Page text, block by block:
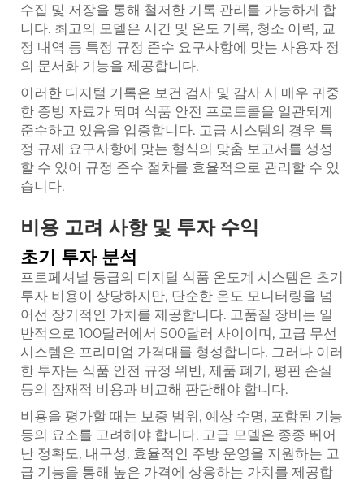
수집 및 저장을 통해 철저한 기록 관리를 가능하게 합
니다. 최고의 모델은 시간 및 온도 기록, 청소 이력, 교
정 내역 등 특정 규정 준수 요구사항에 맞는 사용자 정
의 문서화 기능을 제공합니다.
이러한 디지털 기록은 보건 검사 및 감사 시 매우 귀중
한 증빙 자료가 되며 식품 안전 프로토콜을 일관되게
준수하고 있음을 입증합니다. 고급 시스템의 경우 특
정 규제 요구사항에 맞는 형식의 맞춤 보고서를 생성
할 수 있어 규정 준수 절차를 효율적으로 관리할 수 있
습니다.
비용 고려 사항 및 투자 수익
초기 투자 분석
프로페셔널 등급의 디지털 식품 온도계 시스템은 초기
투자 비용이 상당하지만, 단순한 온도 모니터링을 넘
어선 장기적인 가치를 제공합니다. 고품질 장비는 일
반적으로 100달러에서 500달러 사이이며, 고급 무선
시스템은 프리미엄 가격대를 형성합니다. 그러나 이러
한 투자는 식품 안전 규정 위반, 제품 폐기, 평판 손실
등의 잠재적 비용과 비교해 판단해야 합니다.
비용을 평가할 때는 보증 범위, 예상 수명, 포함된 기능
등의 요소를 고려해야 합니다. 고급 모델은 종종 뛰어
난 정확도, 내구성, 효율적인 주방 운영을 지원하는 고
급 기능을 통해 높은 가격에 상응하는 가치를 제공합